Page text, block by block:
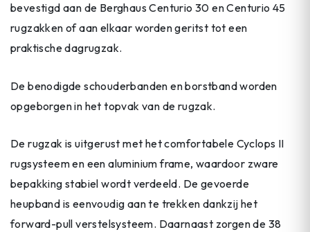
bevestigd aan de Berghaus Centurio 30 en Centurio 45
rugzakken of aan elkaar worden geritst tot een
praktische dagrugzak.
De benodigde schouderbanden en borstband worden
opgeborgen in het topvak van de rugzak.
De rugzak is uitgerust met het comfortabele Cyclops II
rugsysteem en een aluminium frame, waardoor zware
bepakking stabiel wordt verdeeld. De gevoerde
heupband is eenvoudig aan te trekken dankzij het
forward-pull verstelsysteem. Daarnaast zorgen de 38